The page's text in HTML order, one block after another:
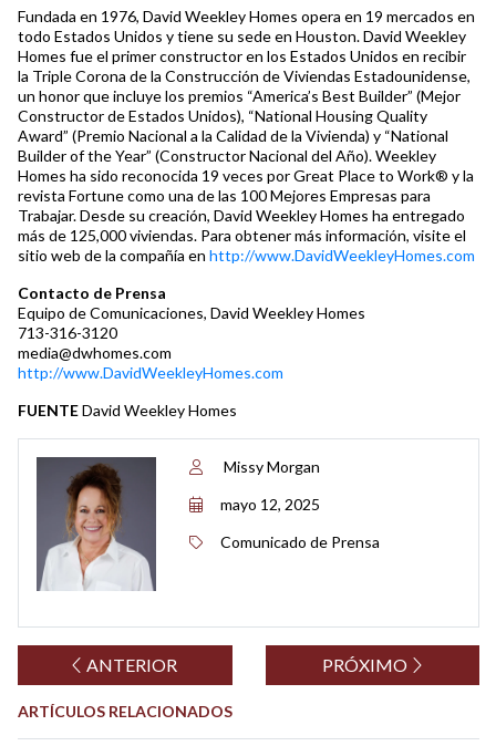
Fundada en 1976, David Weekley Homes opera en 19 mercados en
todo Estados Unidos y tiene su sede en Houston. David Weekley
Homes fue el primer constructor en los Estados Unidos en recibir
la Triple Corona de la Construcción de Viviendas Estadounidense,
un honor que incluye los premios “America’s Best Builder” (Mejor
Constructor de Estados Unidos), “National Housing Quality
Award” (Premio Nacional a la Calidad de la Vivienda) y “National
Builder of the Year” (Constructor Nacional del Año). Weekley
Homes ha sido reconocida 19 veces por Great Place to Work® y la
revista Fortune como una de las 100 Mejores Empresas para
Trabajar. Desde su creación, David Weekley Homes ha entregado
más de 125,000 viviendas. Para obtener más información, visite el
sitio web de la compañía en http://www.DavidWeekleyHomes.com
Contacto de Prensa
Equipo de Comunicaciones, David Weekley Homes
713-316-3120
media@dwhomes.com
http://www.DavidWeekleyHomes.com
FUENTEDavid Weekley Homes
Missy Morgan
mayo 12, 2025
Comunicado de Prensa
ANTERIOR PRÓXIMO
ARTÍCULOS RELACIONADOS